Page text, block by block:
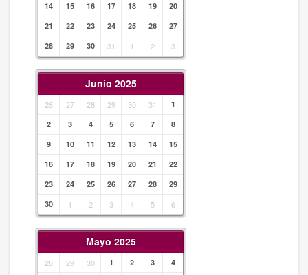
14
15 16 17 18 19
20
21
22 23 24 25 26
27
28
29 30 31 1 2 3
Junio 2025
26 27 28 29 30 31
1
2
3 4 5 6 7
8
9
10 11 12 13 14
15
16
17 18 19 20 21
22
23
24 25 26 27 28
29
30
1 2 3 4 5 6
Mayo 2025
28 29 30 1 2 3 4